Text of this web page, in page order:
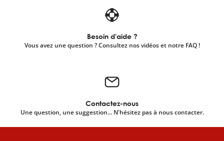
Besoin d'aide ?
Vous avez une question ? Consultez nos vidéos et notre FAQ !
Contactez-nous
Une question, une suggestion... N'hésitez pas à nous contacter.